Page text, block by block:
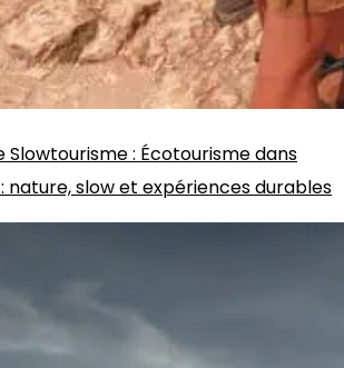
Slowtourisme: Écotourisme dans
: nature, slow et expériences durables